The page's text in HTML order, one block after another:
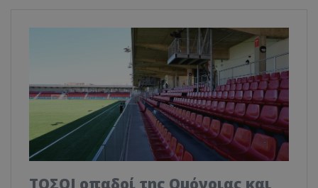
ΤΟΣΟΙ οπαδοί της Ομόνοιας και